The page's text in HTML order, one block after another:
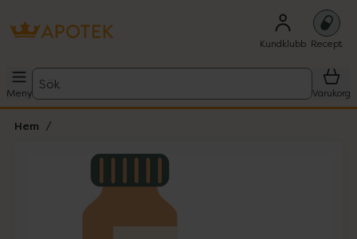
Kundklubb Recept
Meny
Sök
Varukorg
Hem
Lista: . Innehåller 1 objekt.